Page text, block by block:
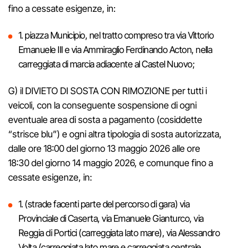
fino a cessate esigenze, in:
1. piazza Municipio, nel tratto compreso tra via Vittorio
Emanuele III e via Ammiraglio Ferdinando Acton, nella
carreggiata di marcia adiacente al Castel Nuovo;
G) il DIVIETO DI SOSTA CON RIMOZIONE per tutti i
veicoli, con la conseguente sospensione di ogni
eventuale area di sosta a pagamento (cosiddette
“strisce blu”) e ogni altra tipologia di sosta autorizzata,
dalle ore 18:00 del giorno 13 maggio 2026 alle ore
18:30 del giorno 14 maggio 2026, e comunque fino a
cessate esigenze, in:
1. (strade facenti parte del percorso di gara) via
Provinciale di Caserta, via Emanuele Gianturco, via
Reggia di Portici (carreggiata lato mare), via Alessandro